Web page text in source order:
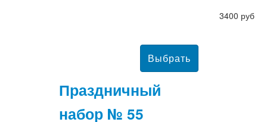
3400 руб
Праздничный
набор № 55